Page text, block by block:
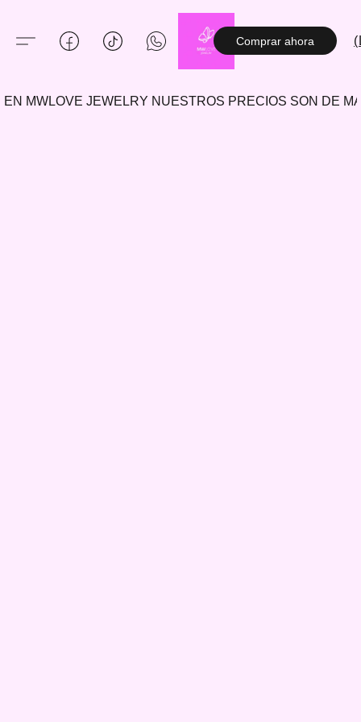
Comprar ahora
EN MWLOVE JEWELRY NUESTROS PRECIOS SON DE